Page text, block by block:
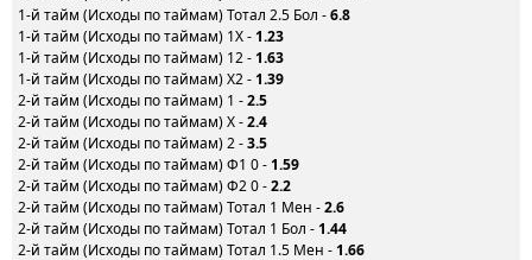
1-й тайм (Исходы по таймам) Тотал 2.5 Бол -6.8
1-й тайм (Исходы по таймам) 1X - 1.23
1-й тайм (Исходы по таймам) 12 - 1.63
1-й тайм (Исходы по таймам) X2 - 1.39
2-й тайм (Исходы по таймам) 1 -2.5
2-й тайм (Исходы по таймам) X -2.4
2-й тайм (Исходы по таймам) 2 -3.5
2-й тайм (Исходы по таймам) Ф1 0 - 1.59
2-й тайм (Исходы по таймам) Ф2 0 -2.2
2-й тайм (Исходы по таймам) Тотал 1 Мен -2.6
2-й тайм (Исходы по таймам) Тотал 1 Бол - 1.44
2-й тайм (Исходы по таймам) Тотал 1.5 Мен - 1.66